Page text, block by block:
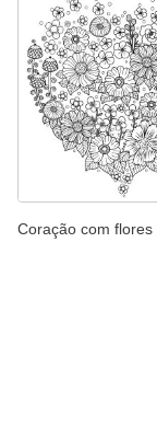
Coração com flores